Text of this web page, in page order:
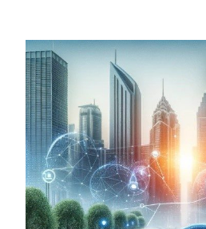
Vorstand
Mitglieder
Vorteile für Mitglieder
Veranstaltungen
Formate
Stadtmarketing
Handlungsräume